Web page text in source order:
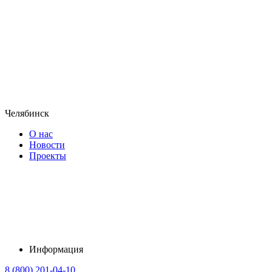
Челябинск
О нас
Новости
Проекты
Информация
8 (800) 201-04-10